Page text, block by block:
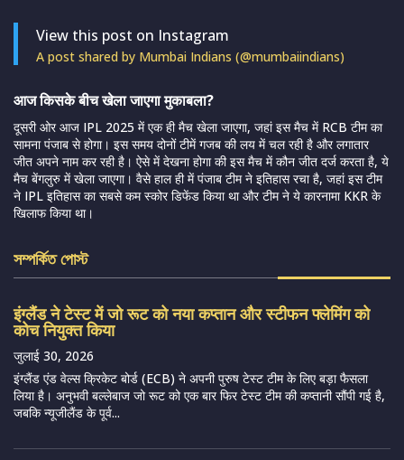
View this post on Instagram
A post shared by Mumbai Indians (@mumbaiindians)
आज किसके बीच खेला जाएगा मुकाबला?
दूसरी ओर आज IPL 2025 में एक ही मैच खेला जाएगा, जहां इस मैच में RCB टीम का
सामना पंजाब से होगा। इस समय दोनों टीमें गजब की लय में चल रही है और लगातार
जीत अपने नाम कर रही है। ऐसे में देखना होगा की इस मैच में कौन जीत दर्ज करता है, ये
मैच बेंगलुरु में खेला जाएगा। वैसे हाल ही में पंजाब टीम ने इतिहास रचा है, जहां इस टीम
ने IPL इतिहास का सबसे कम स्कोर डिफेंड किया था और टीम ने ये कारनामा KKR के
खिलाफ किया था।
সম্পর্কিত পোস্ট
इंग्लैंड ने टेस्ट में जो रूट को नया कप्तान और स्टीफन फ्लेमिंग को
कोच नियुक्त किया
जुलाई 30, 2026
इंग्लैंड एंड वेल्स क्रिकेट बोर्ड (ECB) ने अपनी पुरुष टेस्ट टीम के लिए बड़ा फैसला
लिया है। अनुभवी बल्लेबाज जो रूट को एक बार फिर टेस्ट टीम की कप्तानी सौंपी गई है,
जबकि न्यूजीलैंड के पूर्व...